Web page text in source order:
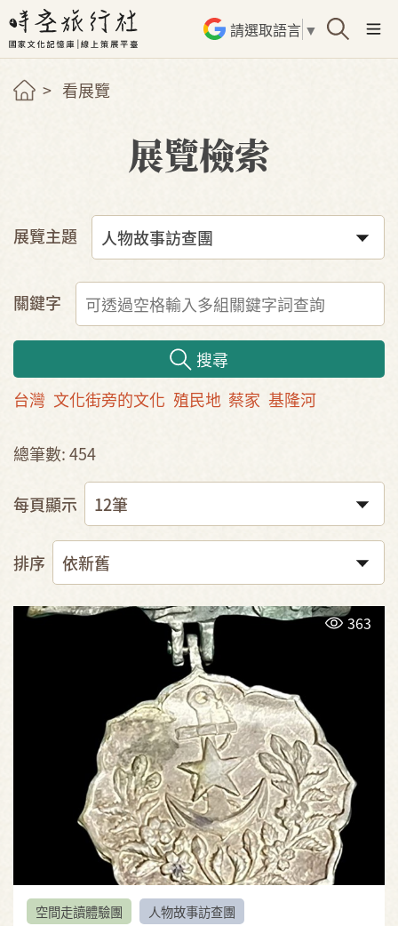
請選取語言 ▼
看展覽
展覽檢索
展覽主題
關鍵字
搜尋
台灣 文化街旁的文化 殖民地 蔡家 基隆河
總筆數: 454
每頁顯示
排序
363
空間走讀體驗團 人物故事訪查團